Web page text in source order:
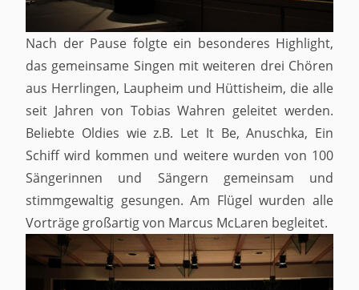
Nach der Pause folgte ein besonderes Highlight,
das gemeinsame Singen mit weiteren drei Chören
aus Herrlingen, Laupheim und Hüttisheim, die alle
seit Jahren von Tobias Wahren geleitet werden.
Beliebte Oldies wie z.B. Let It Be, Anuschka, Ein
Schiff wird kommen und weitere wurden von 100
Sängerinnen und Sängern gemeinsam und
stimmgewaltig gesungen. Am Flügel wurden alle
Vorträge großartig von Marcus McLaren begleitet.